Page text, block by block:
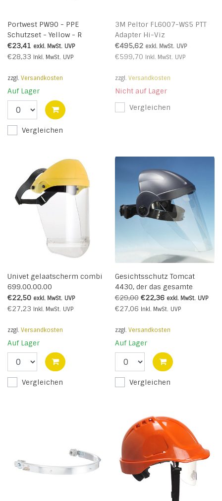
Portwest PW90 - PPE
Schutzset - Yellow - R
€23,41 exkl. MwSt. UVP
€28,33 Inkl. MwSt. UVP
zzgl. Versandkosten
Auf Lager
Vergleichen
3M Peltor FL6007-WS5 PTT
Adapter Hi-Viz
€495,62 exkl. MwSt. UVP
€599,70 Inkl. MwSt. UVP
zzgl. Versandkosten
Nicht auf Lager
Vergleichen
Univet gelaatscherm combi
699.00.00.00
€22,50 exkl. MwSt. UVP
€27,23 Inkl. MwSt. UVP
zzgl. Versandkosten
Auf Lager
Vergleichen
Gesichtsschutz Tomcat
4430, der das gesamte
Sichtfeld vor Staub und
Spritzern schützt,
€29,00 €22,36 exkl. MwSt. UVP
€27,06 Inkl. MwSt. UVP
zzgl. Versandkosten
Auf Lager
Vergleichen